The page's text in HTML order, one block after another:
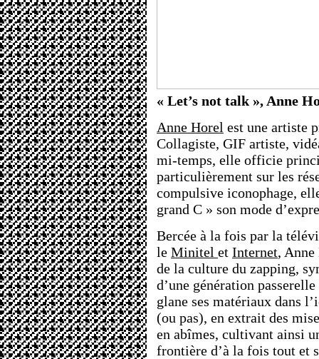
« Let’s not talk », Anne
Anne Horel est une artiste
Collagiste, GIF artiste,
mi-temps, elle officie
particulièrement sur les
compulsive iconophage,
grand C » son mode
Bercée à la fois par la
le Minitel et Internet, Anne
de la culture du zapping,
d’une génération
glane ses matériaux dans
(ou pas), en extrait des
en abîmes, cultivant ainsi
frontière d’à la fois tout et